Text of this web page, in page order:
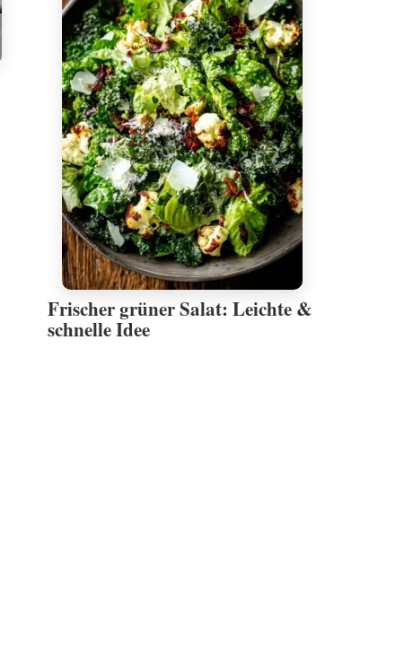
Frischer grüner Salat: Leichte &
schnelle Idee